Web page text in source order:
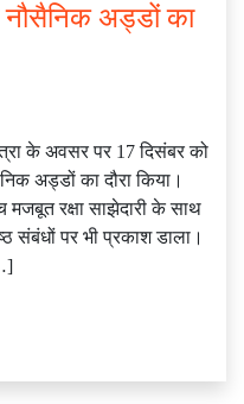
नौसैनिक अड्डों का
के अवसर पर 17 दिसंबर को
अड्डों का दौरा किया।
रक्षा साझेदारी के साथ
संबंधों पर भी प्रकाश डाला।